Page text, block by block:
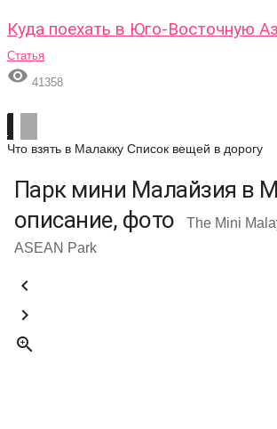
Куда поехать в Юго-Восточную
Статья
 41358
Что взять в Малакку Список вещей в дорогу
Парк мини Малайзия в
описание, фото
The Mini
ASEAN Park


